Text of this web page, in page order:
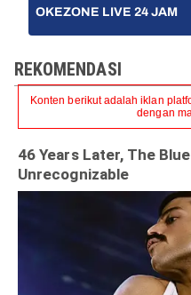
OKEZONE LIVE 24 JAM